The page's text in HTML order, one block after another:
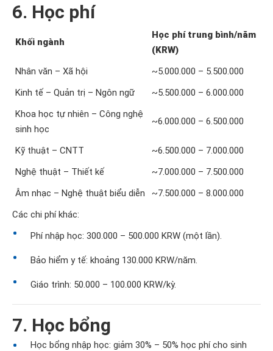
6. Học phí
Khối ngành
Học phí trung bình/năm
(KRW)
Nhân văn – Xã hội
~5.000.000 – 5.500.000
Kinh tế – Quản trị – Ngôn ngữ
~5.500.000 – 6.000.000
Khoa học tự nhiên – Công nghệ
sinh học
~6.000.000 – 6.500.000
Kỹ thuật – CNTT
~6.500.000 – 7.000.000
Nghệ thuật – Thiết kế
~7.000.000 – 7.500.000
Âm nhạc – Nghệ thuật biểu diễn
~7.500.000 – 8.000.000
Các chi phí khác:
Phí nhập học: 300.000 – 500.000 KRW (một lần).
Bảo hiểm y tế: khoảng 130.000 KRW/năm.
Giáo trình: 50.000 – 100.000 KRW/kỳ.
7. Học bổng
Học bổng nhập học: giảm 30% – 50% học phí cho sinh